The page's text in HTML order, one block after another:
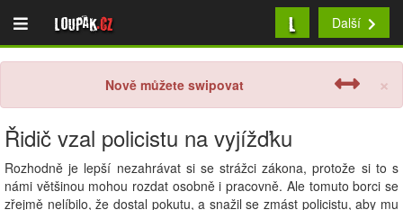
Loupak.cz L Další
×
Nově můžete swipovat
Řidič vzal policistu na vyjížďku
Rozhodně je lepší nezahrávat si se strážci zákona, protože si to s
námi většinou mohou rozdat osobně i pracovně. Ale tomuto borci se
zřejmě nelíbilo, že dostal pokutu, a snažil se zmást policistu, aby mu